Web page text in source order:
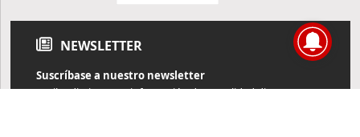
NEWSLETTER
Suscríbase a nuestro newsletter
Reciba diariamente información de actualidad directamente en